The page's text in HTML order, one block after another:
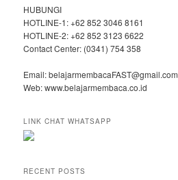
HUBUNGI
HOTLINE-1: +62 852 3046 8161
HOTLINE-2: +62 852 3123 6622
Contact Center: (0341) 754 358
Email: belajarmembacaFAST@gmail.com
Web: www.belajarmembaca.co.id
LINK CHAT WHATSAPP
RECENT POSTS